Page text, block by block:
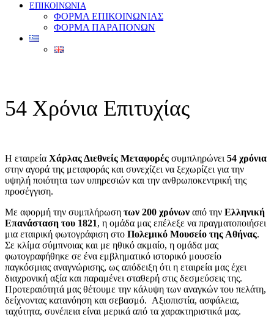
ΕΠΙΚΟΙΝΩΝΙΑ
ΦΟΡΜΑ ΕΠΙΚΟΙΝΩΝΙΑΣ
ΦΟΡΜΑ ΠΑΡΑΠΟΝΩΝ
54 Χρόνια Επιτυχίας
Η εταιρεία Χάρλας Διεθνείς Μεταφορές συμπληρώνει 54 χρόνια
στην αγορά της μεταφοράς και συνεχίζει να ξεχωρίζει για την
υψηλή ποιότητα των υπηρεσιών και την ανθρωποκεντρική της
προσέγγιση.
Με αφορμή την συμπλήρωση των 200 χρόνων από την Ελληνική
Επανάσταση του 1821, η ομάδα μας επέλεξε να πραγματοποιήσει
μια εταιρική φωτογράφιση στο Πολεμικό Μουσείο της Αθήνας.
Σε κλίμα σύμπνοιας και με ηθικό ακμαίο, η ομάδα μας
φωτογραφήθηκε σε ένα εμβληματικό ιστορικό μουσείο
παγκόσμιας αναγνώρισης, ως απόδειξη ότι η εταιρεία μας έχει
διαχρονική αξία και παραμένει σταθερή στις δεσμεύσεις της.
Προτεραιότητά μας θέτουμε την κάλυψη των αναγκών του πελάτη,
δείχνοντας κατανόηση και σεβασμό. Αξιοπιστία, ασφάλεια,
ταχύτητα, συνέπεια είναι μερικά από τα χαρακτηριστικά μας.